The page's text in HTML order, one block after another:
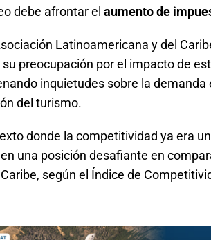
debe afrontar el aumento de
Latinoamericana y del
preocupación por el impacto de
inquietudes sobre la
del turismo.
donde la competitividad ya era
una posición desafiante en
según el Índice de